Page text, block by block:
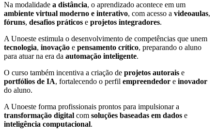
Na modalidade a distância, o aprendizado acontece em um
ambiente virtual moderno e interativo, com acesso a videoaulas,
fóruns, desafios práticos e projetos integradores.
A Unoeste estimula o desenvolvimento de competências que unem
tecnologia, inovação e pensamento crítico, preparando o aluno
para atuar na era da automação inteligente.
O curso também incentiva a criação de projetos autorais e
portfólios de IA, fortalecendo o perfil empreendedor e inovador
do aluno.
A Unoeste forma profissionais prontos para impulsionar a
transformação digital com soluções baseadas em dados e
inteligência computacional.